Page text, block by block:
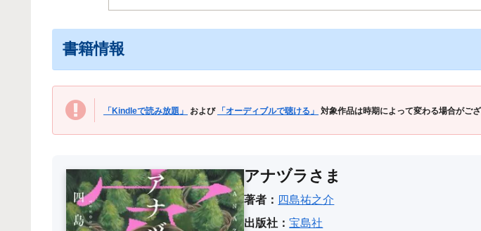
書籍情報
「Kindleで読み放題」 および 「オーディブルで聴ける」 対象作品は時期によって変わる場合がござ
アナヅラさま
著者： 四島祐之介
出版社：宝島社